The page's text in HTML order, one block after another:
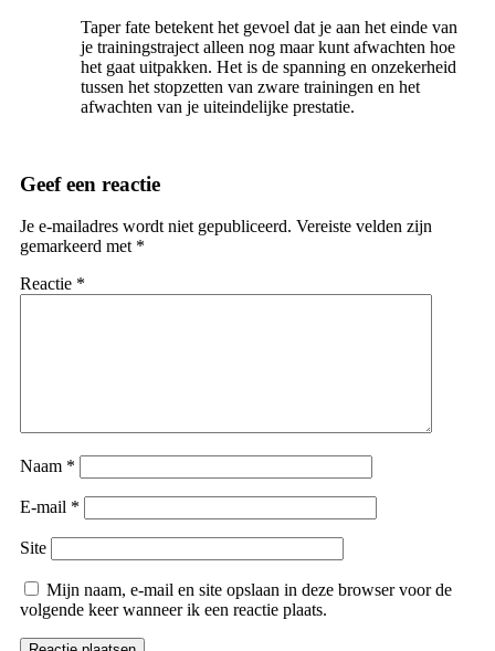
Taper fate betekent het gevoel dat je aan het einde van
je trainingstraject alleen nog maar kunt afwachten hoe
het gaat uitpakken. Het is de spanning en onzekerheid
tussen het stopzetten van zware trainingen en het
afwachten van je uiteindelijke prestatie.
Geef een reactie
Je e-mailadres wordt niet gepubliceerd. Vereiste velden zijn
gemarkeerd met *
Reactie *
Naam *
E-mail *
Site
Mijn naam, e-mail en site opslaan in deze browser voor de
volgende keer wanneer ik een reactie plaats.